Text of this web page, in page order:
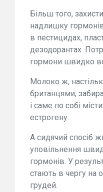
Більш того,
надлишку
в пестицидах,
дезодорантах.
гормони швидко
Молоко ж,
британцями,
і саме по собі
естрогену.
А сидячий спосіб
уповільнення
гормонів. У
стають в чергу на
грудей.